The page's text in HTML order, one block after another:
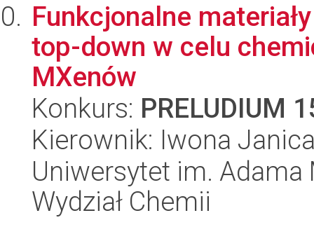
Funkcjonalne
top-down w celu
MXenów
Konkurs: PRELUDIUM
Kierownik: Iwona
Uniwersytet im.
Wydział Chemii